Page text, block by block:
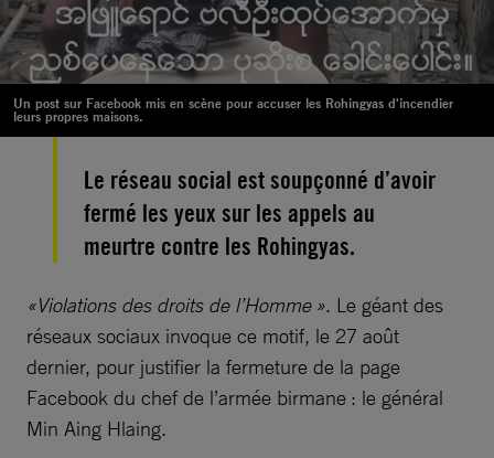
Un post sur Facebook mis en scène pour accuser les Rohingyas d'incendier
leurs propres maisons.
Le réseau social est soupçonné d’avoir
fermé les yeux sur les appels au
meurtre contre les Rohingyas.
«Violations des droits de l’Homme ». Le géant des
réseaux sociaux invoque ce motif, le 27 août
dernier, pour justifier la fermeture de la page
Facebook du chef de l’armée birmane : le général
Min Aing Hlaing.